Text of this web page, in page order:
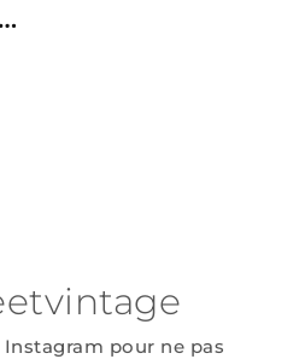
portes coulissantes
pour ne pas